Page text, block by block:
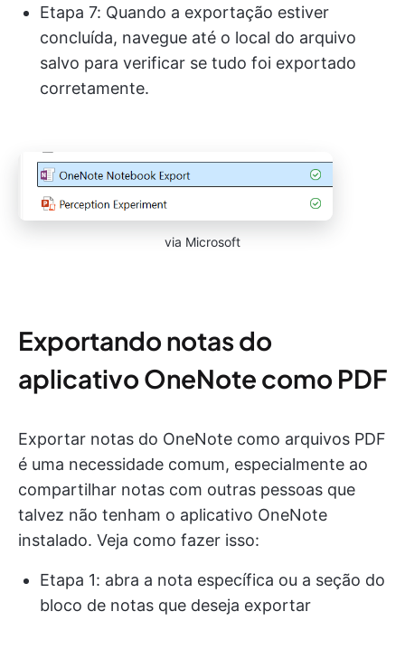
Etapa 7: Quando a exportação estiver
concluída, navegue até o local do arquivo
salvo para verificar se tudo foi exportado
corretamente.
via Microsoft
Exportando notas do
aplicativo OneNote como PDF
Exportar notas do OneNote como arquivos PDF
é uma necessidade comum, especialmente ao
compartilhar notas com outras pessoas que
talvez não tenham o aplicativo OneNote
instalado. Veja como fazer isso:
Etapa 1: abra a nota específica ou a seção do
bloco de notas que deseja exportar